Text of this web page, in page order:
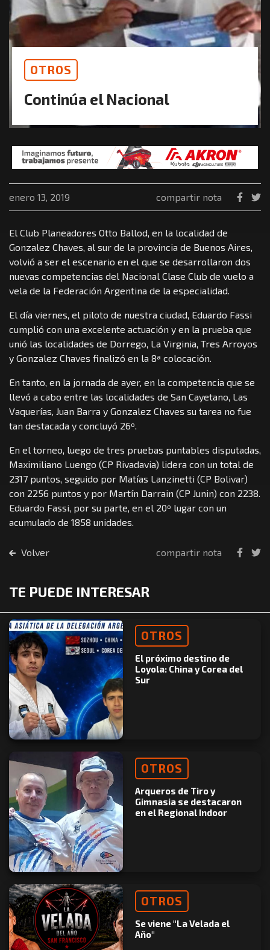
OTROS
Continúa el Nacional
enero 13, 2019 compartir nota
El Club Planeadores Otto Ballod, en la localidad de
Gonzalez Chaves, al sur de la provincia de Buenos Aires,
volvió a ser el escenario en el que se desarrollaron dos
nuevas competencias del Nacional Clase Club de vuelo a
vela de la Federación Argentina de la especialidad.
El día viernes, el piloto de nuestra ciudad, Eduardo Fassi
cumplió con una excelente actuación y en la prueba que
unió las localidades de Dorrego, La Virginia, Tres Arroyos
y Gonzalez Chaves finalizó en la 8ª colocación.
En tanto, en la jornada de ayer, en la competencia que se
llevó a cabo entre las localidades de San Cayetano, Las
Vaquerías, Juan Barra y Gonzalez Chaves su tarea no fue
tan destacada y concluyó 26º.
En el torneo, luego de tres pruebas puntables disputadas,
Maximiliano Luengo (CP Rivadavia) lidera con un total de
2317 puntos, seguido por Matías Lanzinetti (CP Bolivar)
con 2256 puntos y por Martín Darrain (CP Junin) con 2238.
Eduardo Fassi, por su parte, en el 20º lugar con un
acumulado de 1858 unidades.
Volver compartir nota
TE PUEDE INTERESAR
OTROS
El próximo destino de
Loyola: China y Corea del
Sur
OTROS
Arqueros de Tiro y
Gimnasia se destacaron
en el Regional Indoor
OTROS
Se viene "La Velada el
Año"